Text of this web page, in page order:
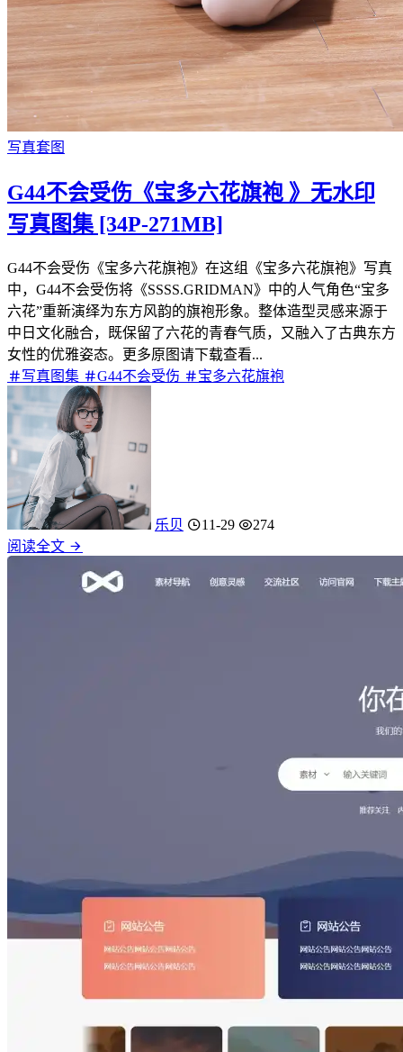
写真套图
G44不会受伤《宝多六花旗袍 》无水印
写真图集 [34P-271MB]
G44不会受伤《宝多六花旗袍》在这组《宝多六花旗袍》写真
中，G44不会受伤将《SSSS.GRIDMAN》中的人气角色“宝多
六花”重新演绎为东方风韵的旗袍形象。整体造型灵感来源于
中日文化融合，既保留了六花的青春气质，又融入了古典东方
女性的优雅姿态。更多原图请下载查看...
写真图集
G44不会受伤 宝多六花旗袍
乐贝 11-29
274
阅读全文